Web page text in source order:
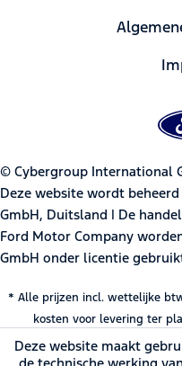
© Cybergroup International
Deze website wordt
GmbH, Duitsland | De
Ford Motor Company
GmbH onder licentie
* Alle prijzen incl. wettelijke
kosten voor levering ter
Deze website maakt